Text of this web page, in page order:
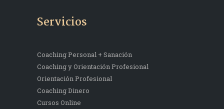
Servicios
Coaching Personal + Sanación
Coaching y Orientación Profesional
Orientación Profesional
Coaching Dinero
Cursos Online